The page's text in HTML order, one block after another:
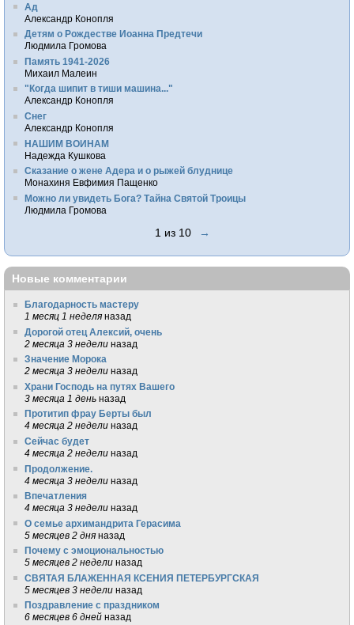
Ад
Александр Конопля
Детям о Рождестве Иоанна Предтечи
Людмила Громова
Память 1941-2026
Михаил Малеин
"Когда шипит в тиши машина..."
Александр Конопля
Снег
Александр Конопля
НАШИМ ВОИНАМ
Надежда Кушкова
Сказание о жене Адера и о рыжей блуднице
Монахиня Евфимия Пащенко
Можно ли увидеть Бога? Тайна Святой Троицы
Людмила Громова
1 из 10 →
Новые комментарии
Благодарность мастеру
1 месяц 1 неделя назад
Дорогой отец Алексий, очень
2 месяца 3 недели назад
Значение Морока
2 месяца 3 недели назад
Храни Господь на путях Вашего
3 месяца 1 день назад
Протитип фрау Берты был
4 месяца 2 недели назад
Сейчас будет
4 месяца 2 недели назад
Продолжение.
4 месяца 3 недели назад
Впечатления
4 месяца 3 недели назад
О семье архимандрита Герасима
5 месяцев 2 дня назад
Почему с эмоциональностью
5 месяцев 2 недели назад
СВЯТАЯ БЛАЖЕННАЯ КСЕНИЯ ПЕТЕРБУРГСКАЯ
5 месяцев 3 недели назад
Поздравление с праздником
6 месяцев 6 дней назад